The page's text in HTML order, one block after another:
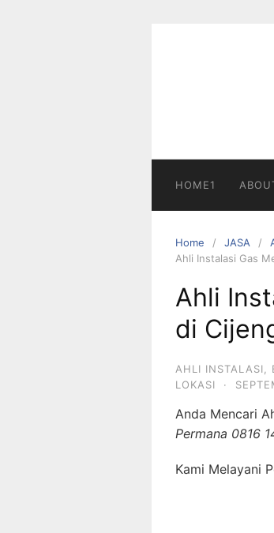
HOME1
Home JASA
Ahli Instalasi Gas
Ahli
di
AHLI INSTALASI
LOKASI
·
Anda Mencari
Permana 0816
Kami Melayani